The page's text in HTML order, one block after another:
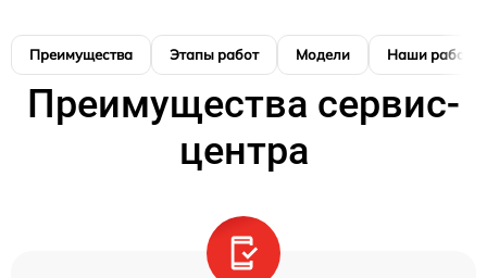
Преимущества Этапы работ Модели Наши работы
Преимущества сервис-
центра